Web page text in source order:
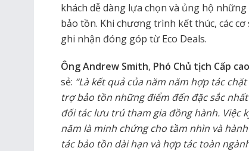
khách dễ dàng lựa chọn và ủng hộ
bảo tồn. Khi chương trình kết thúc, các
ghi nhận đóng góp từ Eco Deals.
Ông Andrew Smith, Phó Chủ tịch Cấp
sẻ: “Là kết quả của năm năm hợp tác
trợ bảo tồn những điểm đến đặc sắc
đối tác lưu trú tham gia đồng hành. Việc
năm là minh chứng cho tầm nhìn và
tác bảo tồn dài hạn và hợp tác toàn